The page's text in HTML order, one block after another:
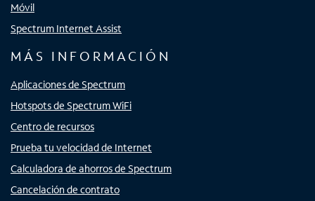
Móvil
Spectrum Internet Assist
MÁS INFORMACIÓN
Aplicaciones de Spectrum
Hotspots de Spectrum WiFi
Centro de recursos
Prueba tu velocidad de Internet
Calculadora de ahorros de Spectrum
Cancelación de contrato